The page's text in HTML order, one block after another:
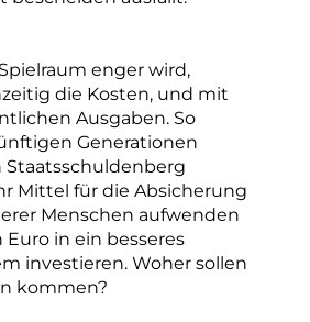
enger wird,
die Kosten, und mit
Ausgaben. So
Generationen
Staatsschuldenberg
Mittel für die Absicherung
Menschen aufwenden
in ein besseres
investieren. Woher sollen
kommen?